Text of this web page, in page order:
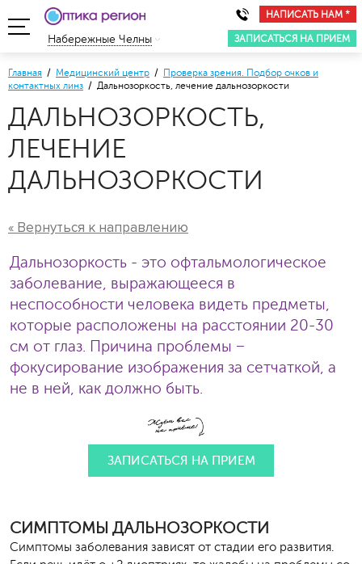
НАПИСАТЬ НАМ *
ЗАПИСАТЬСЯ НА ПРИЕМ
Набережные Челны
Главная / Медицинский центр / Проверка зрения. Подбор очков и
контактных линз / Дальнозоркость, лечение дальнозоркости
ДАЛЬНОЗОРКОСТЬ,
ЛЕЧЕНИЕ
ДАЛЬНОЗОРКОСТИ
« Вернуться к направлению
Дальнозоркость - это офтальмологическое
заболевание, выражающееся в
неспособности человека видеть предметы,
которые расположены на расстоянии 20-30
см от глаз. Причина проблемы −
фокусирование изображения за сетчаткой, а
не в ней, как должно быть.
ЗАПИСАТЬСЯ НА ПРИЕМ
СИМПТОМЫ ДАЛЬНОЗОРКОСТИ
Симптомы заболевания зависят от стадии его развития.